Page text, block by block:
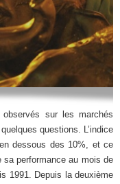
sur les marchés
questions. L’indice
dessous des 10%, et ce
performance au mois de
1991. Depuis la deuxième